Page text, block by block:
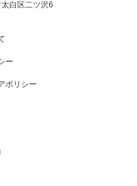
白区二ツ沢6
ー
ポリシー